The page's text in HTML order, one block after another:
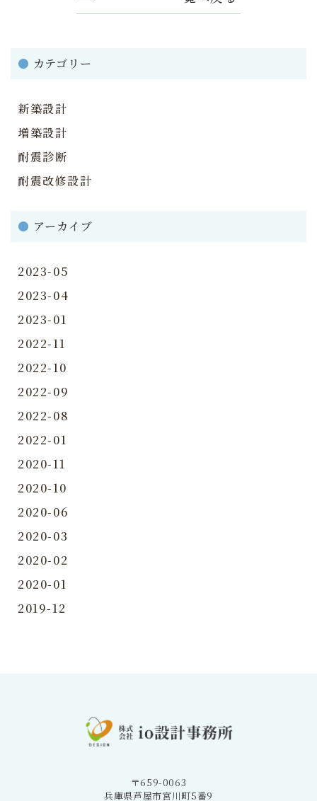
● カテゴリー
新築設計
増築設計
耐震診断
耐震改修設計
● アーカイブ
2023-05
2023-04
2023-01
2022-11
2022-10
2022-09
2022-08
2022-01
2020-11
2020-10
2020-06
2020-03
2020-02
2020-01
2019-12
〒659-0063
兵庫県芦屋市宮川町5番9